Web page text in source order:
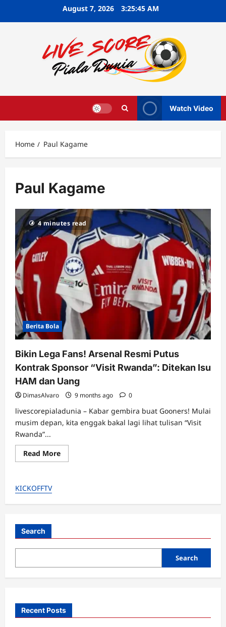
August 7, 2026 3:25:46 AM
Watch Video
Home Paul Kagame
Paul Kagame
4 minutes read
Berita Bola
Bikin Lega Fans! Arsenal Resmi Putus
Kontrak Sponsor “Visit Rwanda”: Ditekan Isu
HAM dan Uang
DimasAlvaro 9 months ago 0
livescorepialadunia – Kabar gembira buat Gooners! Mulai
musim depan, kita enggak bakal lagi lihat tulisan “Visit
Rwanda”...
Read MoreRead
more
Resmi
Rwanda”:
Isu
dan
KICKOFFTV
Search
Search
Recent Posts